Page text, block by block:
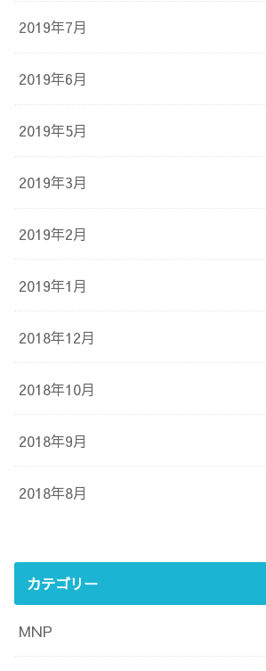
2019年7月
2019年6月
2019年5月
2019年3月
2019年2月
2019年1月
2018年12月
2018年10月
2018年9月
2018年8月
カテゴリー
MNP